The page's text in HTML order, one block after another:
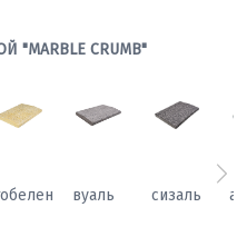
CRUMB"
вуаль сизаль атлас